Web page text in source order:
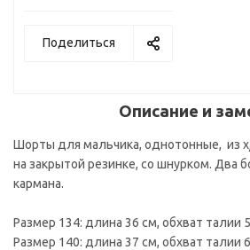
Поделиться
Описание и
Шорты для мальчика, однотонные, из
на закрытой резинке, со шнурком. Два
кармана.
Размер 134: длина 36 см, обхват талии
Размер 140: длина 37 см, обхват талии